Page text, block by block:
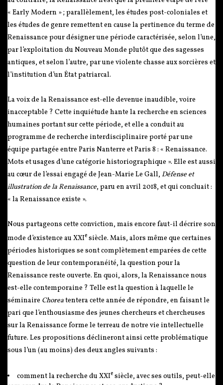
« Early Modern » ; parallèlement, les études post-coloniales et
les études de genre remettent en cause la pertinence du terme de
Renaissance pour désigner une période caractérisée, selon l’une,
par l’exploitation du Nouveau Monde plutôt que des sagesses
antiques, et selon l’autre, par une violente chasse aux sorcières et
l’institution d’un État patriarcal.
La voix de la Renaissance est-elle devenue inaudible, voire
inacceptable ? Cette inquiétude hante la recherche en sciences
humaines portant sur cette période, et elle a conduit au
programme de recherche interdisciplinaire porté par une
équipe partagée entre Paris Nanterre et Paris 8 : « Renaissance.
Mots et usages d’une catégorie historiographique ». Elle est aussi
au cœur de l’essai engagé de Jean-Marie Le Gall, Défense et
illustration de la Renaissance, paru en avril 2018, et qui concluait :
« la Renaissance existe ».
Nous partageons cette conviction, mais encore faut-il décrire son
mode d’existence au XXIesiècle. Mais, alors même que certaines
périodes historiques se sont complètement emparées de cette
question de leur contemporanéité, la question pour la
Renaissance reste ouverte. En quoi, alors, la Renaissance nous
est-elle contemporaine ? Telle est la question à laquelle le
séminaire Choreatentera cette année de répondre, en faisant le
pari que l’enthousiasme des jeunes chercheurs et chercheuses
sur la Renaissance forme le terreau de notre vie intellectuelle
future. Les propositions déclineront ainsi cette problématique
sous l’un (au moins) des deux angles suivants :
comment la recherche du XXIesiècle, avec ses outils, peut-elle